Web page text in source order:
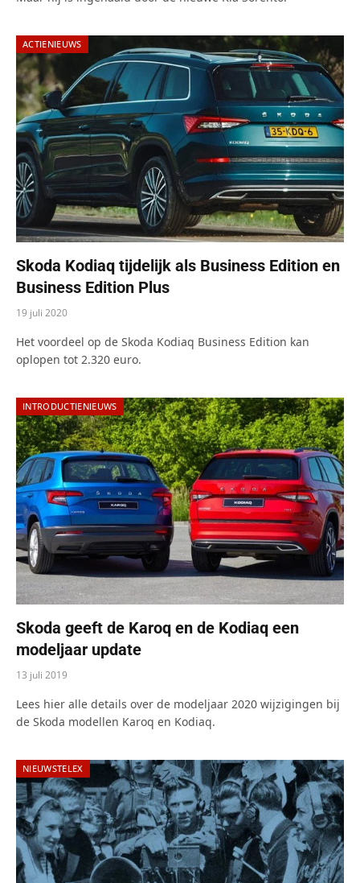
ACTIENIEUWS
Skoda Kodiaq tijdelijk als Business Edition en
Business Edition Plus
19 juli 2020
Het voordeel op de Skoda Kodiaq Business Edition kan
oplopen tot 2.320 euro.
INTRODUCTIENIEUWS
Skoda geeft de Karoq en de Kodiaq een
modeljaar update
13 juli 2019
Lees hier alle details over de modeljaar 2020 wijzigingen bij
de Skoda modellen Karoq en Kodiaq.
NIEUWSTELEX